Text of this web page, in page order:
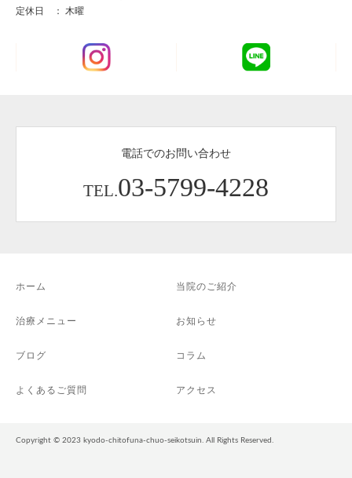
定休日 ： 木曜
電話でのお問い合わせ
TEL.03-5799-4228
ホーム 当院のご紹介
治療メニュー お知らせ
ブログ コラム
よくあるご質問 アクセス
Copyright © 2023 kyodo-chitofuna-chuo-seikotsuin. All Rights Reserved.